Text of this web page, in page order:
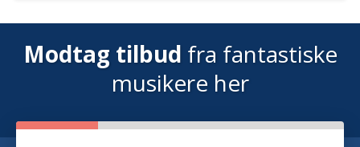
Modtag tilbud fra fantastiske
musikere her